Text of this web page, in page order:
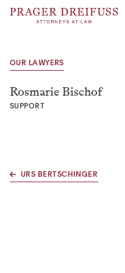
OUR LAWYERS
Rosmarie Bischof
SUPPORT
URS BERTSCHINGER